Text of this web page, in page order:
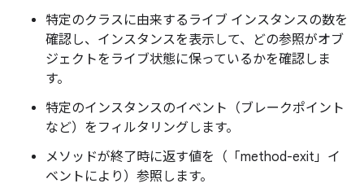
特定のクラスに由来するライブ インスタンスの数を
確認し、インスタンスを表示して、どの参照がオブ
ジェクトをライブ状態に保っているかを確認しま
す。
特定のインスタンスのイベント（ブレークポイント
など）をフィルタリングします。
メソッドが終了時に返す値を（「method-exit」イ
ベントにより）参照します。